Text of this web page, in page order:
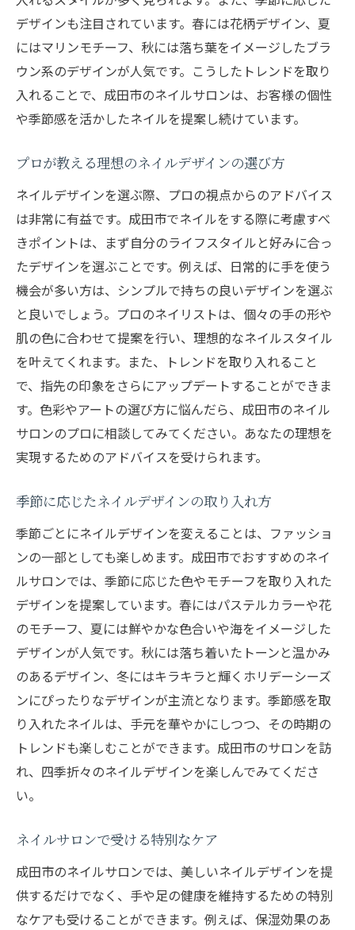
デザインも注目されています。春には花柄デザイン、夏
にはマリンモチーフ、秋には落ち葉をイメージしたブラ
ウン系のデザインが人気です。こうしたトレンドを取り
入れることで、成田市のネイルサロンは、お客様の個性
や季節感を活かしたネイルを提案し続けています。
プロが教える理想のネイルデザインの選び方
ネイルデザインを選ぶ際、プロの視点からのアドバイス
は非常に有益です。成田市でネイルをする際に考慮すべ
きポイントは、まず自分のライフスタイルと好みに合っ
たデザインを選ぶことです。例えば、日常的に手を使う
機会が多い方は、シンプルで持ちの良いデザインを選ぶ
と良いでしょう。プロのネイリストは、個々の手の形や
肌の色に合わせて提案を行い、理想的なネイルスタイル
を叶えてくれます。また、トレンドを取り入れること
で、指先の印象をさらにアップデートすることができま
す。色彩やアートの選び方に悩んだら、成田市のネイル
サロンのプロに相談してみてください。あなたの理想を
実現するためのアドバイスを受けられます。
季節に応じたネイルデザインの取り入れ方
季節ごとにネイルデザインを変えることは、ファッショ
ンの一部としても楽しめます。成田市でおすすめのネイ
ルサロンでは、季節に応じた色やモチーフを取り入れた
デザインを提案しています。春にはパステルカラーや花
のモチーフ、夏には鮮やかな色合いや海をイメージした
デザインが人気です。秋には落ち着いたトーンと温かみ
のあるデザイン、冬にはキラキラと輝くホリデーシーズ
ンにぴったりなデザインが主流となります。季節感を取
り入れたネイルは、手元を華やかにしつつ、その時期の
トレンドも楽しむことができます。成田市のサロンを訪
れ、四季折々のネイルデザインを楽しんでみてくださ
い。
ネイルサロンで受ける特別なケア
成田市のネイルサロンでは、美しいネイルデザインを提
供するだけでなく、手や足の健康を維持するための特別
なケアも受けることができます。例えば、保湿効果のあ